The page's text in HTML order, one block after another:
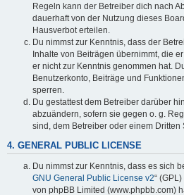
Regeln kann der Betreiber dich nach
dauerhaft von der Nutzung dieses
Hausverbot erteilen.
Du nimmst zur Kenntnis, dass der
Inhalte von Beiträgen übernimmt, die
er nicht zur Kenntnis genommen hat.
Benutzerkonto, Beiträge und
sperren.
Du gestattest dem Betreiber darüber
abzuändern, sofern sie gegen o. g.
sind, dem Betreiber oder einem Dritten
4. GENERAL PUBLIC LICENSE
Du nimmst zur Kenntnis, dass es sich
GNU General Public License v2“
von phpBB Limited (www.phpbb.com)